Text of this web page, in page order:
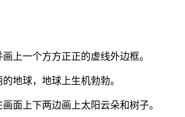
上一个方方正正的虚线外边框。
地球，地球上生机勃勃。
面上下两边画上太阳云朵和树子。